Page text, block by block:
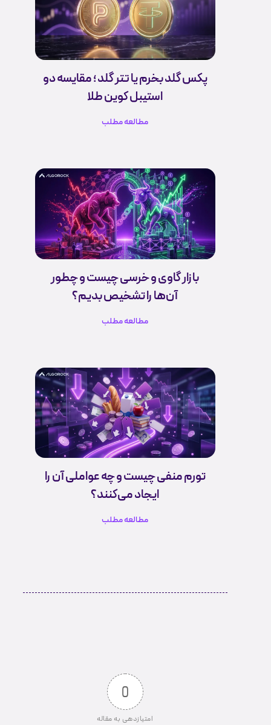
پکس گلد بخرم یا تتر گلد ؛ مقایسه دو
استیبل کوین طلا
مطالعه مطلب
بازار گاوی و خرسی چیست و چطور
آن‌ها را تشخیص بدیم؟
مطالعه مطلب
تورم منفی چیست و چه عواملی آن را
ایجاد می‌کنند؟
مطالعه مطلب
0
امتیازدهی به مقاله